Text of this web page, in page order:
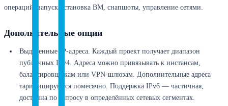
операций: запуск/остановка ВМ, снапшоты, управление сетями.
Дополнительные опции
Выделенные IP-адреса. Каждый проект получает диапазон
публичных IPv4. Адреса можно привязывать к инстансам,
балансировщикам или VPN-шлюзам. Дополнительные адреса
тарифицируются помесячно. Поддержка IPv6 — частичная,
доступна по запросу в определённых сетевых сегментах.